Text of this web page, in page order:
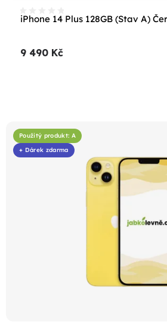
iPhone 14 Plus 128GB (Stav A)
9 490 Kč
Použitý produkt: A
+ Dárek zdarma